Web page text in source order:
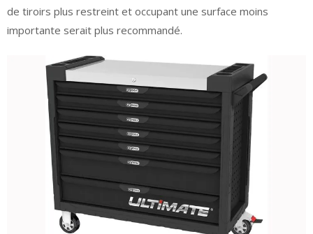
de tiroirs plus restreint et occupant une surface moins
importante serait plus recommandé.